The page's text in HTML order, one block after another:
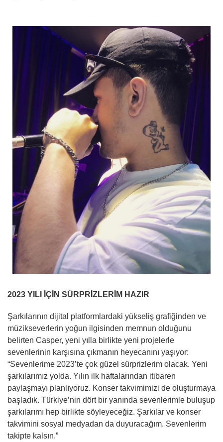
2023 YILI İÇİN SÜRPRİZLERİM HAZIR
Şarkılarının dijital platformlardaki yükseliş grafiğinden ve
müzikseverlerin yoğun ilgisinden memnun olduğunu
belirten Casper, yeni yılla birlikte yeni projelerle
sevenlerinin karşısına çıkmanın heyecanını yaşıyor:
“Sevenlerime 2023’te çok güzel sürprizlerim olacak. Yeni
şarkılarımız yolda. Yılın ilk haftalarından itibaren
paylaşmayı planlıyoruz. Konser takvimimizi de oluşturmaya
başladık. Türkiye’nin dört bir yanında sevenlerimle buluşup
şarkılarımı hep birlikte söyleyeceğiz. Şarkılar ve konser
takvimini sosyal medyadan da duyuracağım. Sevenlerim
takipte kalsın.”